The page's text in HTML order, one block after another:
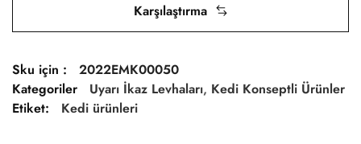
Karşılaştırma
Sku için :
2022EMK00050
Kategoriler
Uyarı İkaz Levhaları, Kedi Konseptli Ürünler
Etiket:
Kedi ürünleri